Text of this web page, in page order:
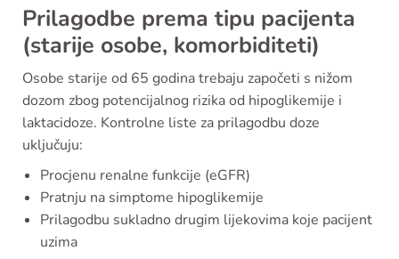
Prilagodbe prema tipu pacijenta
(starije osobe, komorbiditeti)
Osobe starije od 65 godina trebaju započeti s nižom
dozom zbog potencijalnog rizika od hipoglikemije i
laktacidoze. Kontrolne liste za prilagodbu doze
uključuju:
Procjenu renalne funkcije (eGFR)
Pratnju na simptome hipoglikemije
Prilagodbu sukladno drugim lijekovima koje pacijent
uzima